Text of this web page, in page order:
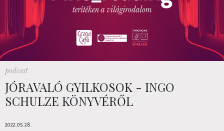
podcast
JÓRAVALÓ GYILKOSOK - INGO
SCHULZE KÖNYVÉRŐL
2022.05.28.